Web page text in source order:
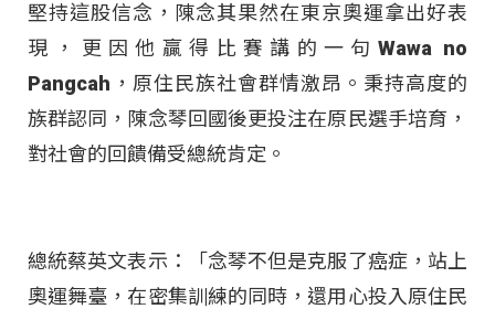
堅持這股信念，陳念其果然在東京奧運拿出好表
現，更因他贏得比賽講的一句Wawa no
Pangcah，原住民族社會群情激昂。秉持高度的
族群認同，陳念琴回國後更投注在原民選手培育，
對社會的回饋備受總統肯定。
總統蔡英文表示：「念琴不但是克服了癌症，站上
奧運舞臺，在密集訓練的同時，還用心投入原住民